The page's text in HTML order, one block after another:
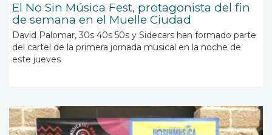
El No Sin Música Fest, protagonista del fin
de semana en el Muelle Ciudad
David Palomar, 30s 40s 50s y Sidecars han formado parte
del cartel de la primera jornada musical en la noche de
este jueves